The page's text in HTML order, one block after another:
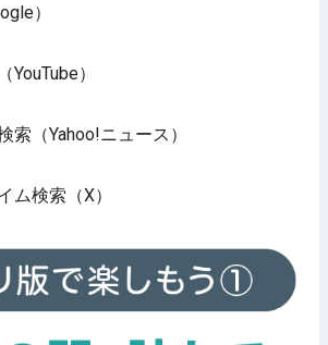
）
）
索（Yahoo!ニュース）
ム検索（X）